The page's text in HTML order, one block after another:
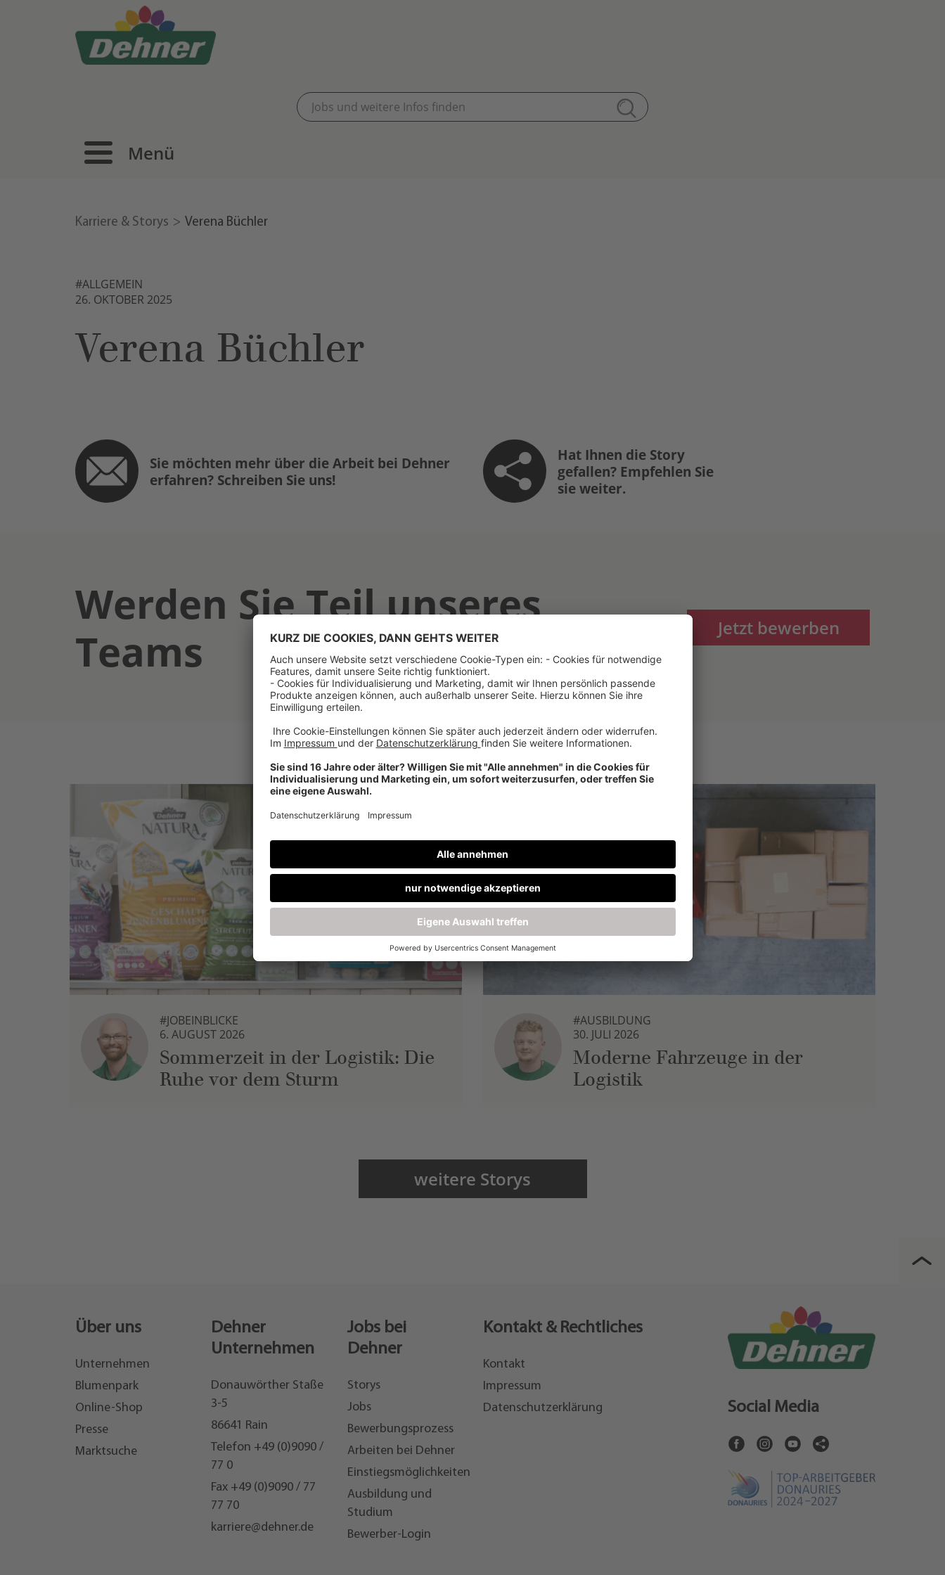
Menü
Karriere & Storys Verena Büchler
#ALLGEMEIN
26. OKTOBER 2025
Verena Büchler
Sie möchten mehr über die Arbeit bei Dehner
erfahren? Schreiben Sie uns!
Hat Ihnen die Story
gefallen? Empfehlen Sie
sie weiter.
Werden Sie Teil unseres
Teams
Jetzt bewerben
#JOBEINBLICKE
6. AUGUST 2026
Sommerzeit in der Logistik: Die
Ruhe vor dem Sturm
#AUSBILDUNG
30. JULI 2026
Moderne Fahrzeuge in der
Logistik
weitere Storys
Über uns
Unternehmen
Blumenpark
Online-Shop
Presse
Marktsuche
Dehner
Unternehmen
Donauwörther Staße
3-5
86641 Rain
Telefon +49 (0)9090 /
77 0
Fax +49 (0)9090 / 77
77 70
karriere@dehner.de
Jobs bei
Dehner
Storys
Jobs
Bewerbungsprozess
Arbeiten bei Dehner
Einstiegsmöglichkeiten
Ausbildung und
Studium
Bewerber-Login
Kontakt & Rechtliches
Kontakt
Impressum
Datenschutzerklärung
Social Media